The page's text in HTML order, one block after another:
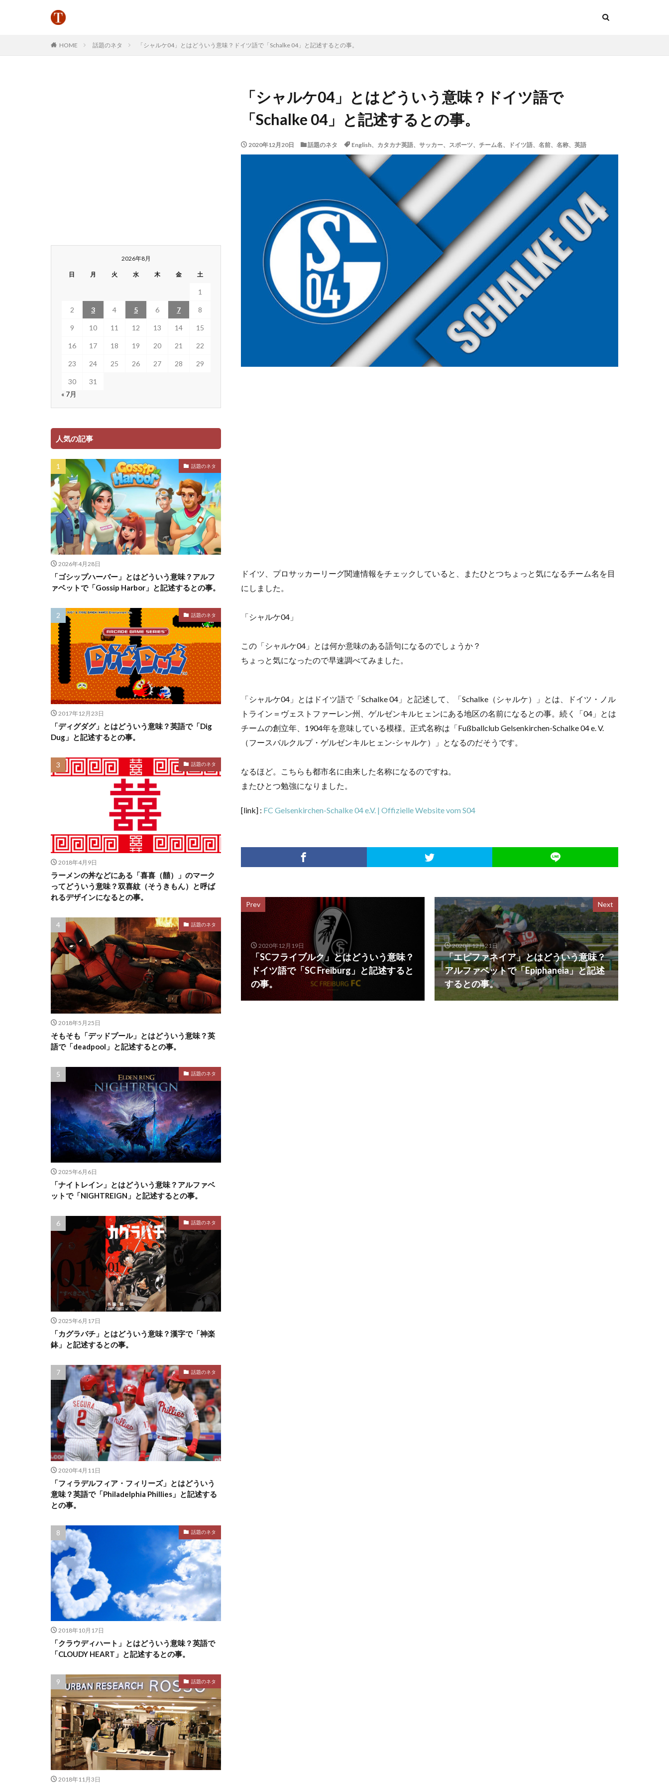
HOME 話題のネタ 「シャルケ04」とはどういう意味？ドイツ語で「Schalke 04」と記述するとの事。
「シャルケ04」とはどういう意味？ドイツ語で
「Schalke 04」と記述するとの事。
2020年12月20日 話題のネタ English、カタカナ英語、サッカー、スポーツ、チーム名、ドイツ語、名前、名称、英語
ドイツ、プロサッカーリーグ関連情報をチェックしていると、またひとつちょっと気になるチーム名を目
にしました。
「シャルケ04」
この「シャルケ04」とは何か意味のある語句になるのでしょうか？
ちょっと気になったので早速調べてみました。
「シャルケ04」とはドイツ語で「Schalke 04」と記述して、「Schalke（シャルケ）」とは、ドイツ・ノル
トライン＝ヴェストファーレン州、ゲルゼンキルヒェンにある地区の名前になるとの事。続く「04」とは
チームの創立年、1904年を意味している模様。正式名称は「Fußballclub Gelsenkirchen-Schalke 04 e. V.
（フースバルクルプ・ゲルゼンキルヒェン-シャルケ）」となるのだそうです。
なるほど。こちらも都市名に由来した名称になるのですね。
またひとつ勉強になりました。
[link] : FC Gelsenkirchen-Schalke 04 e.V. | Offizielle Website vom S04
Prev
2020年12月19日
「SCフライブルク」とはどういう意味？
ドイツ語で「SC Freiburg」と記述すると
の事。
Next
2020年12月21日
「エピファネイア」とはどういう意味？
アルファベットで「Epiphaneia」と記述
するとの事。
2026年8月
日 月 火 水 木 金 土
1
2 3 4 5 6 7 8
9 10 11 12 13 14 15
16 17 18 19 20 21 22
23 24 25 26 27 28 29
30
31
« 7月
人気の記事
話題のネタ
2026年4月28日
「ゴシップハーバー」とはどういう意味？アルフ
ァベットで「Gossip Harbor」と記述するとの事。
話題のネタ
2017年12月23日
「ディグダグ」とはどういう意味？英語で「Dig
Dug」と記述するとの事。
話題のネタ
2018年4月9日
ラーメンの丼などにある「喜喜（囍）」のマーク
ってどういう意味？双喜紋（そうきもん）と呼ば
れるデザインになるとの事。
話題のネタ
2018年5月25日
そもそも「デッドプール」とはどういう意味？英
語で「deadpool」と記述するとの事。
話題のネタ
2025年6月6日
「ナイトレイン」とはどういう意味？アルファベ
ットで「NIGHTREIGN」と記述するとの事。
話題のネタ
2025年6月17日
「カグラバチ」とはどういう意味？漢字で「神楽
鉢」と記述するとの事。
話題のネタ
2020年4月11日
「フィラデルフィア・フィリーズ」とはどういう
意味？英語で「Philadelphia Phillies」と記述する
との事。
話題のネタ
2018年10月17日
「クラウディハート」とはどういう意味？英語で
「CLOUDY HEART」と記述するとの事。
話題のネタ
2018年11月3日